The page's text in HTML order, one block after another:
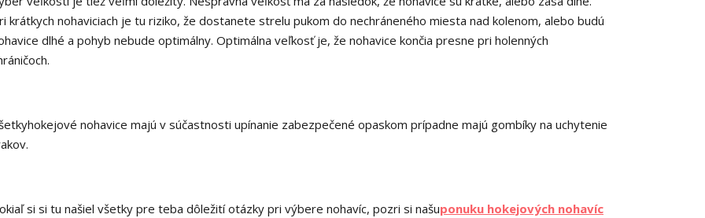
krátkych nohaviciach je tu riziko, že dostanete strelu pukom do nechráneného miesta nad kolenom, alebo budú
dlhé a pohyb nebude optimálny. Optimálna veľkosť je, že nohavice končia presne pri holenných
nohavice majú v súčastnosti upínanie zabezpečené opaskom prípadne majú gombíky na uchytenie
si si tu našiel všetky pre teba dôležití otázky pri výbere nohavíc, pozri si našuponuku hokejových nohavíc